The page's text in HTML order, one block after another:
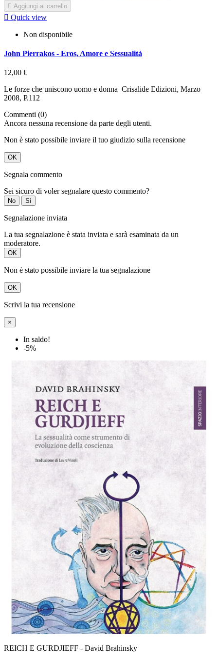
 Aggiungi al carrello
 Quick view
Non disponibile
John Pierrakos - Eros, Amore e Sessualità
12,00 €
Le forze che uniscono uomo e donna Crisalide Edizioni, Marzo
2008, P.112
Commenti (0)
Ancora nessuna recensione da parte degli utenti.
Non è stato possibile inviare il tuo giudizio sulla recensione
OK
Segnala commento
Sei sicuro di voler segnalare questo commento?
No Sì
Segnalazione inviata
La tua segnalazione è stata inviata e sarà esaminata da un
moderatore.
OK
Non è stato possibile inviare la tua segnalazione
OK
Scrivi la tua recensione
×
In saldo!
-5%
REICH E GURDJIEFF - David Brahinsky